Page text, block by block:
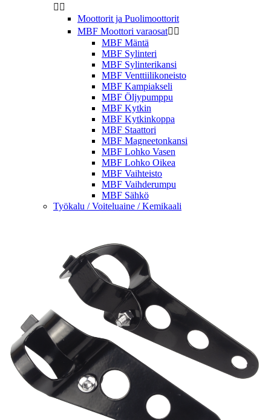
 
Moottorit ja Puolimoottorit
MBF Moottori varaosat 
MBF Mäntä
MBF Sylinteri
MBF Sylinterikansi
MBF Venttiilikoneisto
MBF Kampiakseli
MBF Öljypumppu
MBF Kytkin
MBF Kytkinkoppa
MBF Staattori
MBF Magneetonkansi
MBF Lohko Vasen
MBF Lohko Oikea
MBF Vaihteisto
MBF Vaihderumpu
MBF Sähkö
Työkalu / Voiteluaine / Kemikaali